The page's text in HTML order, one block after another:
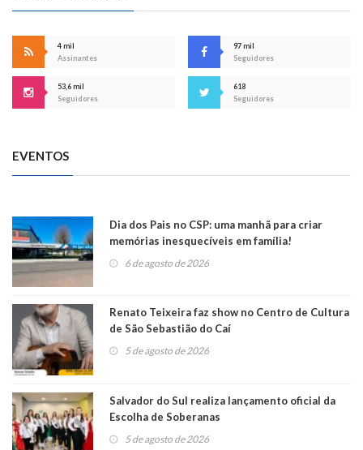
4 mil
Assinantes
97 mil
Seguidores
53,6 mil
Seguidores
618
Seguidores
EVENTOS
Dia dos Pais no CSP: uma manhã para criar
memórias inesquecíveis em família!
6 de agosto de 2026
Renato Teixeira faz show no Centro de Cultura
de São Sebastião do Caí
5 de agosto de 2026
Salvador do Sul realiza lançamento oficial da
Escolha de Soberanas
5 de agosto de 2026